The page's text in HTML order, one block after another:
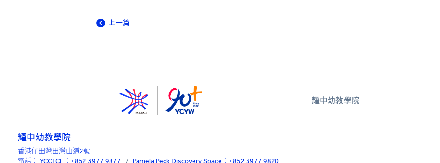
上一篇
耀中幼教學院
耀中幼教學院
香港仔田灣田灣山道2號
電話： YCCECE：+852 3977 9877 / Pamela Peck Discovery Space：+852 3977 9820